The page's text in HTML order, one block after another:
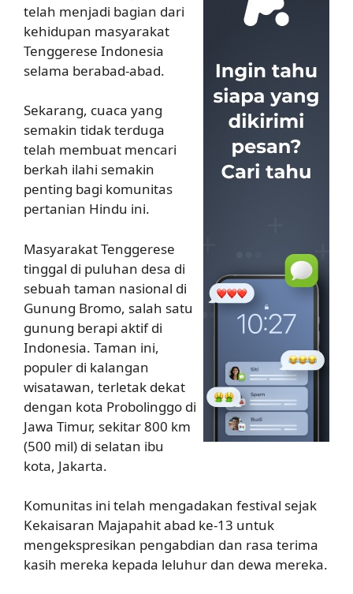
telah menjadi bagian dari
kehidupan masyarakat
Tenggerese Indonesia
selama berabad-abad.
Sekarang, cuaca yang
semakin tidak terduga
telah membuat mencari
berkah ilahi semakin
penting bagi komunitas
pertanian Hindu ini.
Masyarakat Tenggerese
tinggal di puluhan desa di
sebuah taman nasional di
Gunung Bromo, salah satu
gunung berapi aktif di
Indonesia. Taman ini,
populer di kalangan
wisatawan, terletak dekat
dengan kota Probolinggo di
Jawa Timur, sekitar 800 km
(500 mil) di selatan ibu
kota, Jakarta.
Komunitas ini telah mengadakan festival sejak
Kekaisaran Majapahit abad ke-13 untuk
mengekspresikan pengabdian dan rasa terima
kasih mereka kepada leluhur dan dewa mereka.